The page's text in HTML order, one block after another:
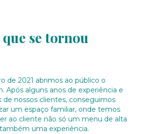
se tornou
de 2021 abrimos ao público o
Após alguns anos de experiência e
de nossos clientes, conseguimos
um espaço familiar, onde temos
ao cliente não só um menu de alta
uma experiência.